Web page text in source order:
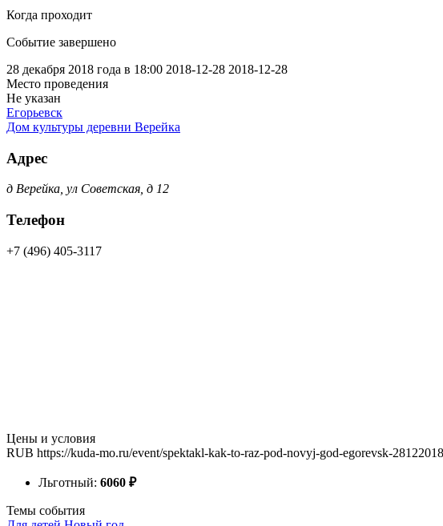
Когда проходит
Событие завершено
28 декабря 2018 года в 18:00 2018-12-28 2018-12-28
Место проведения
Не указан
Егорьевск
Дом культуры деревни Верейка
Адрес
д Верейка, ул Советская, д 12
Телефон
+7 (496) 405-3117
Цены и условия
RUB https://kuda-mo.ru/event/spektakl-kak-to-raz-pod-novyj-god-egorevsk-
Льготный: 6060 ₽
Темы события